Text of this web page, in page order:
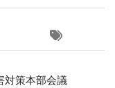
対策本部会議